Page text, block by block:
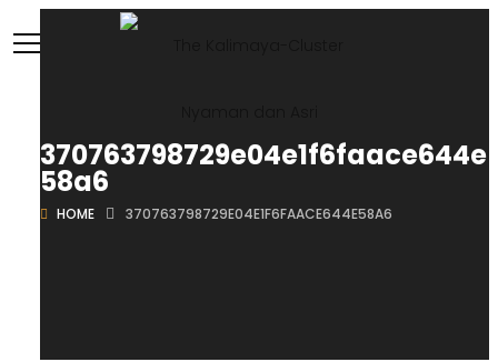
370763798729e04e1f6faace644e
58a6
HOME 370763798729E04E1F6FAACE644E58A6